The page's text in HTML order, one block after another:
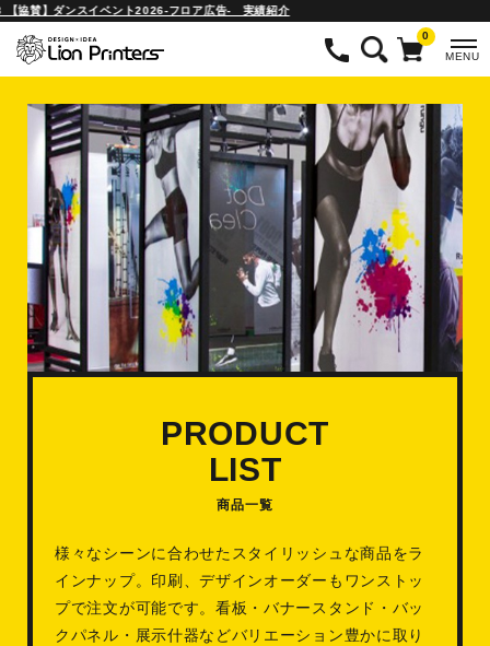
】ダンスイベント2026-フロア広告- 実績紹介
0
MENU
PRODUCT
LIST
商品一覧
様々なシーンに合わせたスタイリッシュな商品をラ
インナップ。印刷、デザインオーダーもワンストッ
プで注文が可能です。看板・バナースタンド・バッ
クパネル・展示什器などバリエーション豊かに取り